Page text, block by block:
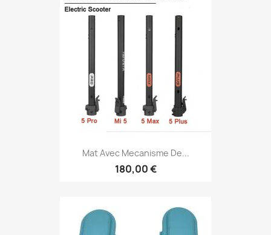
Mat Avec Mecanisme De...
180,00 €